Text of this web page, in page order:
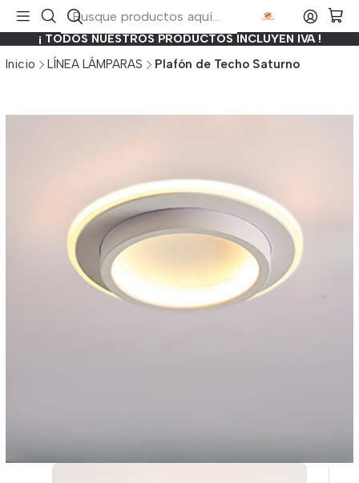
¡ TODOS NUESTROS PRODUCTOS INCLUYEN IVA !
Inicio LÍNEA LÁMPARAS Plafón de Techo Saturno